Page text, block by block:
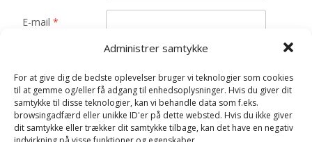
Administrer samtykke
For at give dig de bedste oplevelser bruger vi teknologier som cookies
til at gemme og/eller få adgang til enhedsoplysninger. Hvis du giver dit
samtykke til disse teknologier, kan vi behandle data som f.eks.
browsingadfærd eller unikke ID'er på dette websted. Hvis du ikke giver
dit samtykke eller trækker dit samtykke tilbage, kan det have en negativ
E-mail *
Gem mit navn, mail og websted i denne browser til